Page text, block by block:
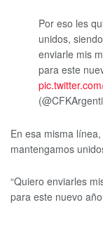
Por eso les
unidos,
enviarle mis
para este
En esa misma
mantengamos
“Quiero enviarles
para este nuevo